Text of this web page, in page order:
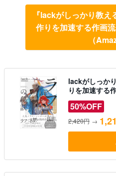
『lackがしっかり教
作りを加速する作画
（
lackがしっか
りを加速する
50%OFF
2,420円 →